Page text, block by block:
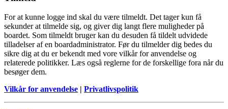
For at kunne logge ind skal du være tilmeldt. Det tager kun få
sekunder at tilmelde sig, og giver dig langt flere muligheder på
boardet. Som tilmeldt bruger kan du desuden få tildelt udvidede
tilladelser af en boardadministrator. Før du tilmelder dig bedes du
sikre dig at du er bekendt med vore vilkår for anvendelse og
relaterede politikker. Læs også reglerne for de forskellige fora når du
besøger dem.
Vilkår for anvendelse | Privatlivspolitik